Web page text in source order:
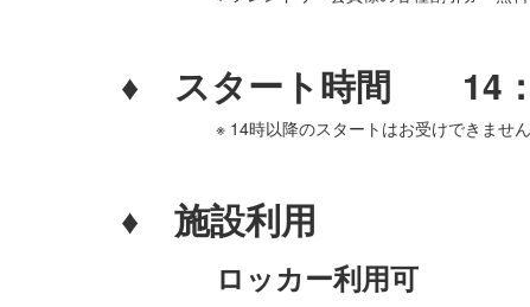
♦ スタート時間 14
※ 14時以降のスタートはお受けできません
♦ 施設利用
ロッカー利用可